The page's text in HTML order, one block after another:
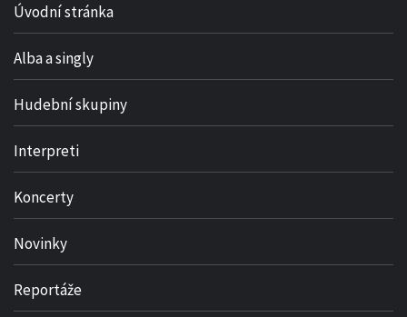
Úvodní stránka
Alba a singly
Hudební skupiny
Interpreti
Koncerty
Novinky
Reportáže